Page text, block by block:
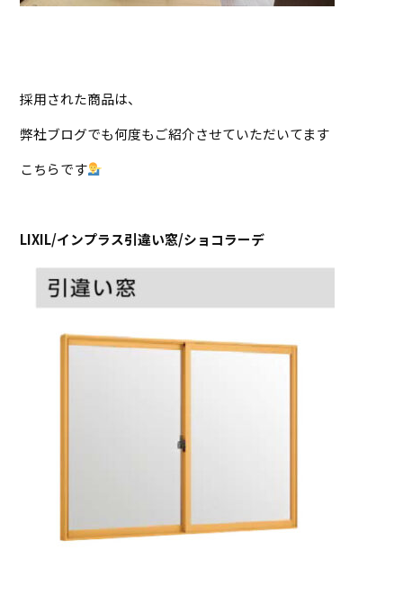
採用された商品は、
弊社ブログでも何度もご紹介させていただいてます
こちらです
LIXIL/インプラス引違い窓/ショコラーデ